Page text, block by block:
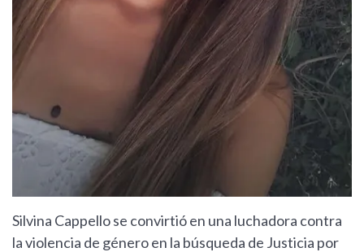
Silvina Cappello se convirtió en una luchadora contra
la violencia de género en la búsqueda de Justicia por